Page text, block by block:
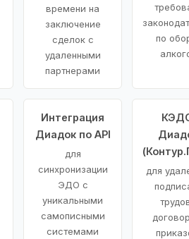
времени на
заключение
сделок с
удаленными
партнерами
по
Интеграция
Диадок по API
для
синхронизации
ЭДО с
уникальными
самописными
системами
для